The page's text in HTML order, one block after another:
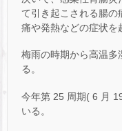
て引き起こされる腸の
痛や発熱などの症状を
梅雨の時期から高温多
る。
今年第 25 周期( 6 月
いる。